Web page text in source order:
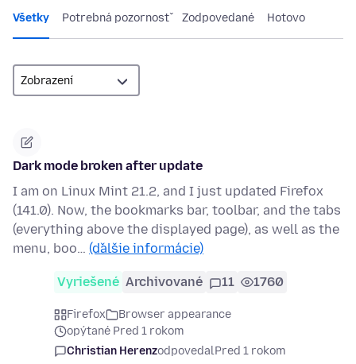
Všetky Potrebná pozornosť Zodpovedané Hotovo
Dark mode broken after update
I am on Linux Mint 21.2, and I just updated Firefox
(141.0). Now, the bookmarks bar, toolbar, and the tabs
(everything above the displayed page), as well as the
menu, boo… (ďalšie informácie)
Vyriešené Archivované 11 1760
Firefox
Browser appearance
opýtané Pred 1 rokom
Christian HerenzodpovedalPred 1 rokom